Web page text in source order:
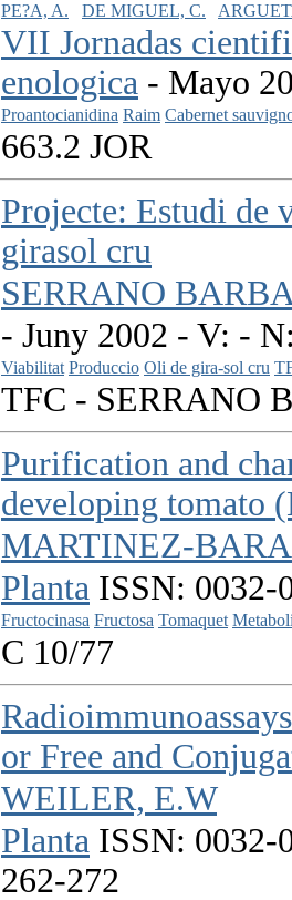
PE?A, A. DE MIGUEL, C.
VII Jornadas
enologica - Mayo
Proantocianidina Raim Cabernet
663.2 JOR
Projecte: Estudi de
girasol cru
SERRANO
- Juny 2002 - V: -
Viabilitat Produccio Oli de gira-sol cru
TFC - SERRANO
Purification and
developing tomato
MARTINEZ-
Planta ISSN: 0032-
Fructocinasa Fructosa Tomaquet
C 10/77
or Free and
WEILER, E.W
Planta ISSN: 0032-
262-272